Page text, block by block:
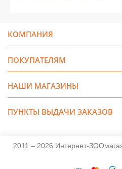
КОМПАНИЯ
ПОКУПАТЕЛЯМ
НАШИ МАГАЗИНЫ
ПУНКТЫ ВЫДАЧИ ЗАКАЗОВ
2011 – 2026 Интернет-